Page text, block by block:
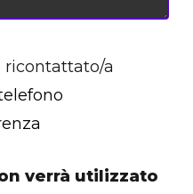
ricontattato/a
verrà utilizzato